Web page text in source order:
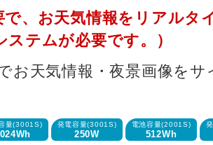
で、お天気情報をリアルタ
ステムが必要です。）
お天気情報・夜景画像を
量(3001S) 発電容量(3001S)
250W
電池容量(2001S)
512Wh